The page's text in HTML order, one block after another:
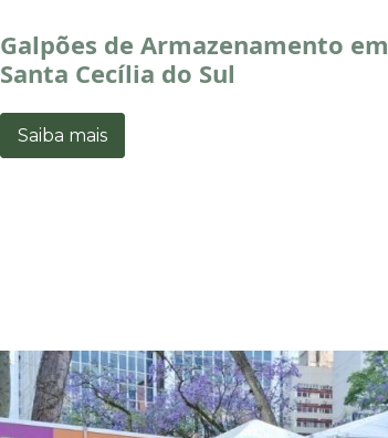
Galpões de Armazenamento em
Santa Cecília do Sul
Saiba mais